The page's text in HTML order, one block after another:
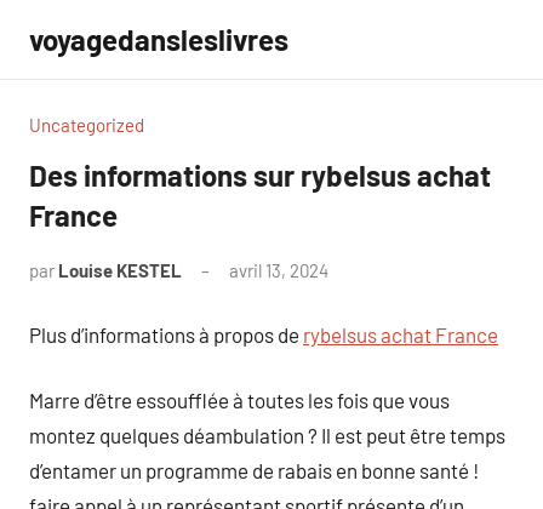
contenu
voyagedansleslivres
Uncategorized
Des informations sur rybelsus achat
France
par Louise KESTEL avril 13, 2024
Plus d’informations à propos de rybelsus achat France
Marre d’être essoufflée à toutes les fois que vous
montez quelques déambulation ? Il est peut être temps
d’entamer un programme de rabais en bonne santé !